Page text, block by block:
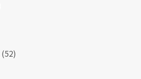
(52)